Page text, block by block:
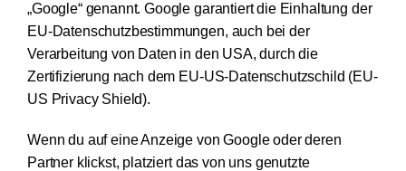
„Google“ genannt. Google garantiert die Einhaltung der
EU-Datenschutzbestimmungen, auch bei der
Verarbeitung von Daten in den USA, durch die
Zertifizierung nach dem EU-US-Datenschutzschild (EU-
US Privacy Shield).
Wenn du auf eine Anzeige von Google oder deren
Partner klickst, platziert das von uns genutzte